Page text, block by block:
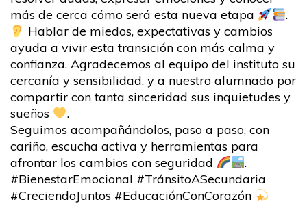
más de cerca cómo será esta nueva etapa
.
Hablar de miedos, expectativas y cambios
ayuda a vivir esta transición con más calma y
confianza. Agradecemos al equipo del instituto su
cercanía y sensibilidad, y a nuestro alumnado por
compartir con tanta sinceridad sus inquietudes y
sueños
.
Seguimos acompañándolos, paso a paso, con
cariño, escucha activa y herramientas para
afrontar los cambios con seguridad
.
#BienestarEmocional #TránsitoASecundaria
#CreciendoJuntos #EducaciónConCorazón